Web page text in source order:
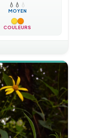
💧 💧 💧
MOYEN
COULEURS